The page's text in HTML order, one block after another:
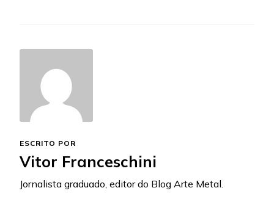
ESCRITO POR
Vitor Franceschini
Jornalista graduado, editor do Blog Arte Metal.